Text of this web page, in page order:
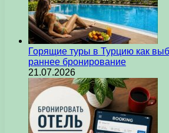
Горящие туры в Турцию как
раннее бронирование
21.07.2026